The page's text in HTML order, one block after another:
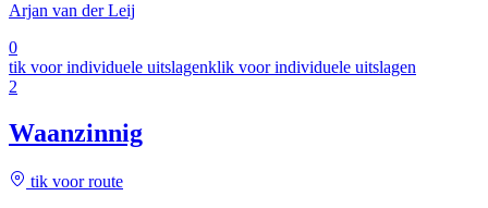
Arjan van der Leij
0
tik voor individuele uitslagenklik voor individuele uitslagen
2
Waanzinnig
tik voor route